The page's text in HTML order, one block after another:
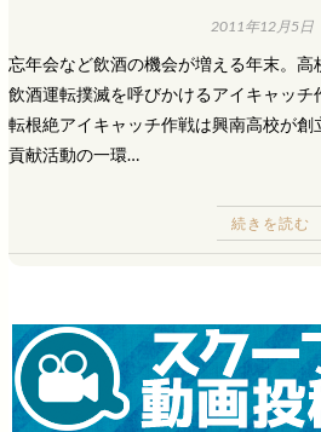
2011年12月5日
忘年会など飲酒の機会が増える年末。高
飲酒運転撲滅を呼びかけるアイキャッチ
転根絶アイキャッチ作戦は興南高校が
貢献活動の一環…
続きを読む